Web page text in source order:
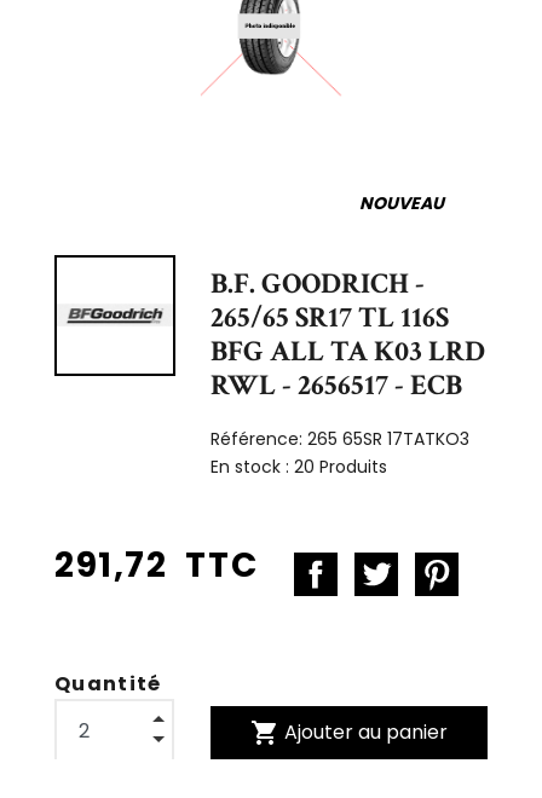
NOUVEAU
B.F. GOODRICH -
265/65 SR17 TL 116S
BFG ALL TA K03 LRD
RWL - 2656517 - ECB
Référence:265 65SR 17TATKO3
En stock :20 Produits
291,72 TTC
Quantité
shopping_cart Ajouter au panier